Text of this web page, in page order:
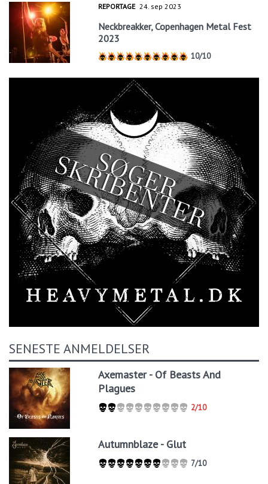
REPORTAGE 24. sep 2023
Neckbreakker, Copenhagen Metal Fest
2023
10/10
SENESTE ANMELDELSER
Axemaster - Of Beasts And
Plagues
2/10
Autumnblaze - Glut
7/10